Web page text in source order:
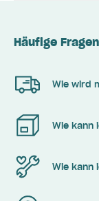
Häufige Fragen
Wie wird
Wie kann
Wie kann